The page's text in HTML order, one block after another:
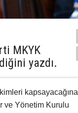
MKYK
yazdı.
kapsayacağına
ve Yönetim Kurulu